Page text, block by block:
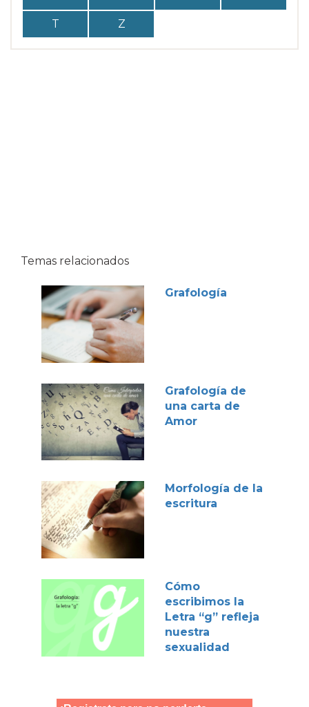
T Z
Temas relacionados
Grafología
Grafología de
una carta de
Amor
Morfología de la
escritura
Cómo
escribimos la
Letra “g” refleja
nuestra
sexualidad